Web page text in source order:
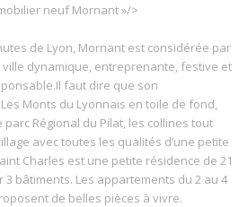
neuf Mornant »/>
de Lyon, Mornant est considérée par
dynamique, entreprenante, festive et
faut dire que son
Monts du Lyonnais en toile de fond,
Régional du Pilat, les collines tout
avec toutes les qualités d’une petite
Charles est une petite résidence de 21
bâtiments. Les appartements du 2 au 4
de belles pièces à vivre.